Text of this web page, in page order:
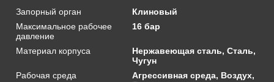
Запорный орган
Клиновый
Максимальное рабочее
давление
16 бар
Материал корпуса
Нержавеющая сталь, Сталь,
Чугун
Рабочая среда
Агрессивная среда, Воздух,